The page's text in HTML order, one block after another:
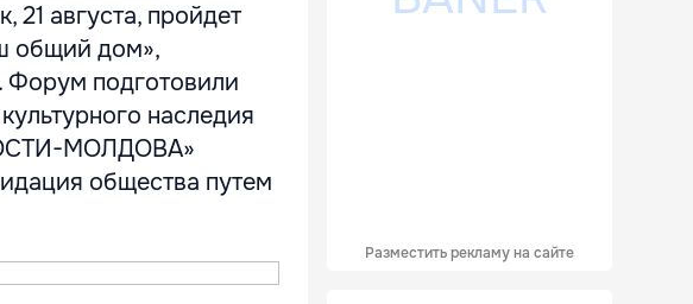
21 августа, пройдет
общий дом»,
Форум подготовили
наследия
МОЛДОВА»
общества путем
Разместить рекламу на сайте